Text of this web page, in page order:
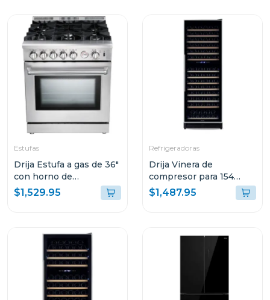
Estufas
Drija Estufa a gas de 36"
con horno de
convección
$1,529.95
Refrigeradoras
Drija Vinera de
compresor para 154
botellas chianti 154
$1,487.95